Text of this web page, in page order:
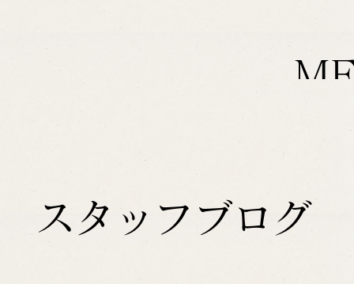
スタッフブログ